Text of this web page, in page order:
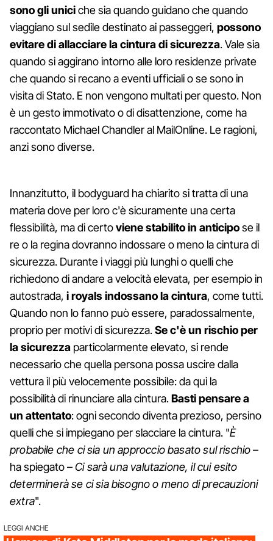
sono gli uniciche sia quando guidano che quando
viaggiano sul sedile destinato ai passeggeri, possono
evitare di allacciare la cintura di sicurezza. Vale sia
quando si aggirano intorno alle loro residenze private
che quando si recano a eventi ufficiali o se sono in
visita di Stato. E non vengono multati per questo. Non
è un gesto immotivato o di disattenzione, come ha
raccontato Michael Chandler al MailOnline. Le ragioni,
anzi sono diverse.
Innanzitutto, il bodyguard ha chiarito si tratta di una
materia dove per loro c'è sicuramente una certa
flessibilità, ma di certoviene stabilito in anticipose il
re o la regina dovranno indossare o meno la cintura di
sicurezza. Durante i viaggi più lunghi o quelli che
richiedono di andare a velocità elevata, per esempio in
autostrada, i royals indossano la cintura, come tutti.
Quando non lo fanno può essere, paradossalmente,
proprio per motivi di sicurezza.Se c'è un rischio per
la sicurezza particolarmente elevato, si rende
necessario che quella persona possa uscire dalla
vettura il più velocemente possibile: da qui la
possibilità di rinunciare alla cintura.Basti pensare a
un attentato: ogni secondo diventa prezioso, persino
quelli che si impiegano per slacciare la cintura. "È
probabile che ci sia un approccio basato sul rischio–
ha spiegato –Ci sarà una valutazione, il cui esito
determinerà se ci sia bisogno o meno di precauzioni
extra".
LEGGI ANCHE